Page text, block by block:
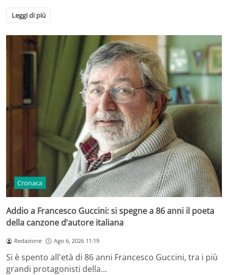
Leggi di più
Cronaca
Addio a Francesco Guccini: si spegne a 86 anni il poeta
della canzone d’autore italiana
Redazione Ago 6, 2026 11:19
Si è spento all'età di 86 anni Francesco Guccini, tra i più
grandi protagonisti della…